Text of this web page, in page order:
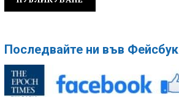
Последвайте ни във Фейсбук